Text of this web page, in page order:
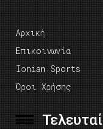
Αρχική
Επικοινωνία
Ionian Sports
Όροι Χρήσης